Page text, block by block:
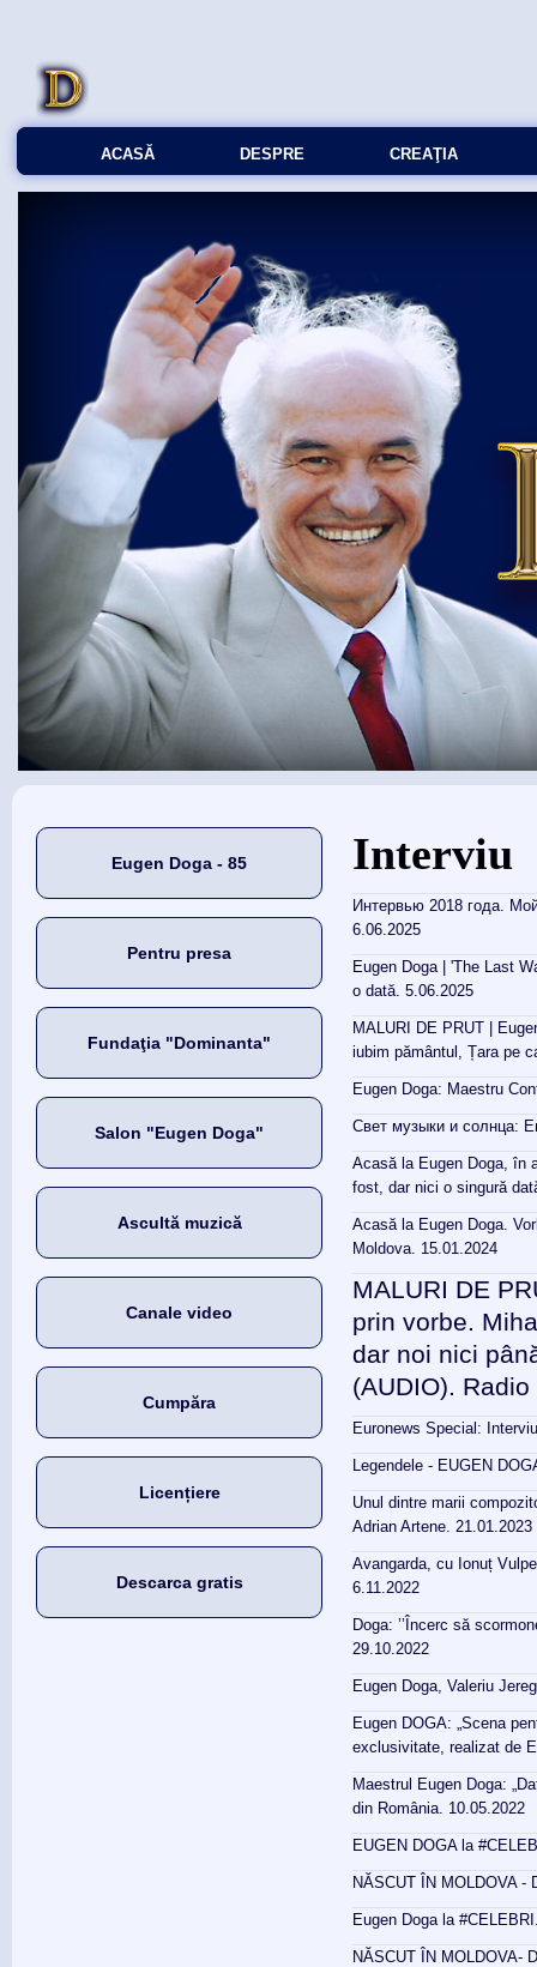
ACASĂ DESPRE CREAŢIA
Eugen Doga - 85
Pentru presa
Fundaţia "Dominanta"
Salon "Eugen Doga"
Ascultă muzică
Canale video
Cumpăra
Licențiere
Descarca gratis
Eşti aici
Interviu
Интервью 2018 года.
6.06.2025
Eugen Doga | 'The Last
o dată. 5.06.2025
MALURI DE PRUT |
iubim pământul, Țara pe
Eugen Doga: Maestru
Свет музыки и солнца:
Acasă la Eugen Doga, în
fost, dar nici o singură
Acasă la Eugen Doga.
Moldova. 15.01.2024
MALURI DE
prin vorbe.
dar noi nici
(AUDIO).
Euronews Special:
Legendele - EUGEN
Unul dintre marii
Adrian Artene. 21.01.2023
Avangarda, cu Ionuț
6.11.2022
Doga: ’’Încerc să
29.10.2022
Eugen Doga, Valeriu
Eugen DOGA: „Scena
exclusivitate, realizat de
Maestrul Eugen Doga:
din România. 10.05.2022
EUGEN DOGA la
NĂSCUT ÎN MOLDOVA -
Eugen Doga la
NĂSCUT ÎN MOLDOVA-